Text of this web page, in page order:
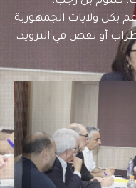
بكل ولايات الجمهورية
أو نقص في التزويد،